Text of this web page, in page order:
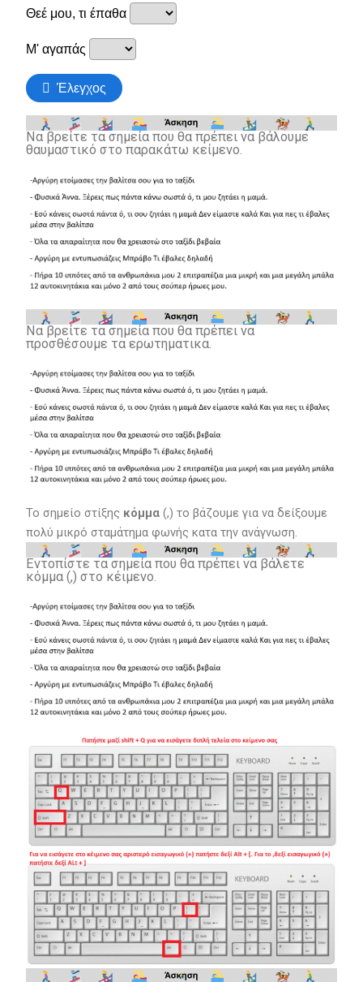
Να βρείτε τα σημεία που θα πρέπει να βάλουμε
θαυμαστικό στο παρακάτω κείμενο.
Να βρείτε τα σημεία που θα πρέπει να
προσθέσουμε τα ερωτηματικα.
Το σημείο στίξης κόμμα(,) το βάζουμε για να δείξουμε
πολύ μικρό σταμάτημα φωνής κατα την ανάγνωση.
Εντοπίστε τα σημεία που θα πρέπει να βάλετε
κόμμα (,) στο κέιμενο.